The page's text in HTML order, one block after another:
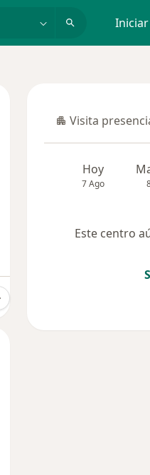
Visita
Visita
Hoy
7 Ago
Este centro